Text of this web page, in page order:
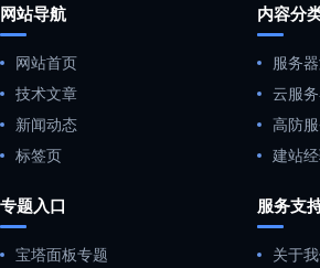
网站导航
网站首页
技术文章
新闻动态
标签页
内容分
服务
云服
高防
建站
专题入口
宝塔面板专题
服务支
关于